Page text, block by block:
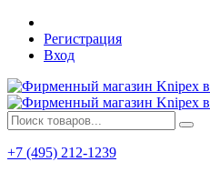
Регистрация
Вход
+7 (495) 212-1239